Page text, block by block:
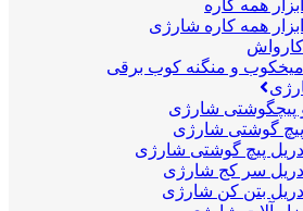
ابزار همه کاره
ابزار همه کاره شارژی
کارواش
میخکوب و منگنه کوب برقی
پیچگوشتی شارژی
پیچ گوشتی شارژی
دریل پیچ گوشتی شارژی
دریل سر کج شارژی
دریل بتن کن شارژی